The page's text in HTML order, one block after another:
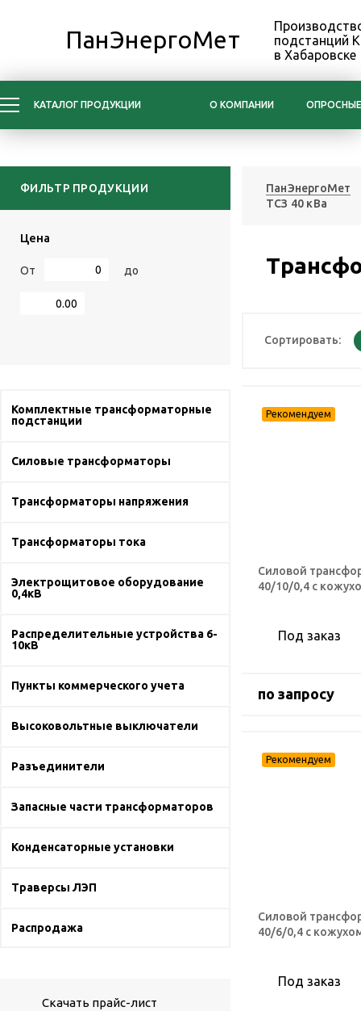
ПанЭнергоМет
подстанций
в Хабаровске
КАТАЛОГ ПРОДУКЦИИ О КОМПАНИИ
ФИЛЬТР ПРОДУКЦИИ
Цена
От до
Комплектные трансформаторные
подстанции
Силовые трансформаторы
Трансформаторы напряжения
Трансформаторы тока
Электрощитовое оборудование
0,4кВ
Распределительные устройства 6-
10кВ
Пункты коммерческого учета
Высоковольтные выключатели
Разъединители
Запасные части трансформаторов
Конденсаторные установки
Траверсы ЛЭП
Распродажа
Скачать прайс-лист
ПанЭнергоМет
ТСЗ 40 кВа
Сортировать:
Силовой
40/10/0,4 с
Под заказ
по запросу
Силовой
40/6/0,4 с
Под заказ